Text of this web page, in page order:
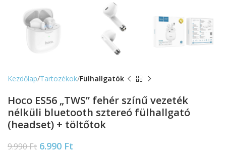
Kezdőlap Tartozékok Fülhallgatók
Hoco ES56 „TWS” fehér színű vezeték
nélküli bluetooth sztereó fülhallgató
(headset) + töltőtok
9.990Ft 6.990 Ft